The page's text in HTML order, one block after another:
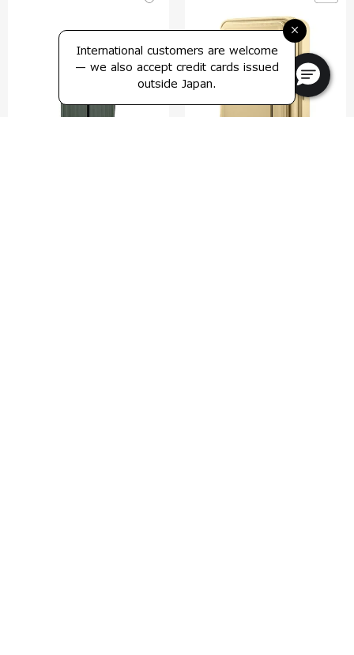
×
International customers are welcome
— we also accept credit cards issued
outside Japan.